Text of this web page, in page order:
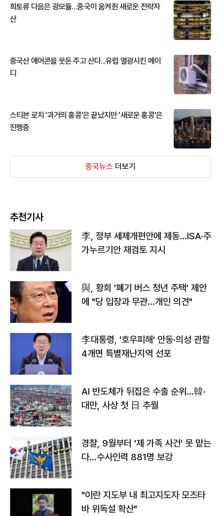
희토류 다음은 광모듈…중국이 움켜쥔 새로운 전략자
산
중국산 에어콘을 웃돈 주고 산다...유럽 열광시킨 메이
디
스티븐 로치 '과거의 홍콩'은 끝났지만 '새로운 홍콩'은
진행중
중국뉴스 더보기
추천기사
李, 정부 세제개편안에 제동…ISA·주
가누르기안 재검토 지시
與, 황희 '폐기 버스 청년 주택' 제안
에 "당 입장과 무관…개인 의견"
李대통령, '호우피해' 안동·의성 관할
4개면 특별재난지역 선포
AI 반도체가 뒤집은 수출 순위…韓·
대만, 사상 첫 日 추월
경찰, 9월부터 '제 가족 사건' 못 맡는
다…수사인력 881명 보강
"이란 지도부 내 최고지도자 모즈타
바 위독설 확산"